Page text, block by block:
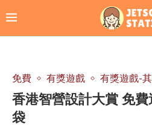
免費 有獎遊戲 有獎遊戲-
香港智營設計大賞 免
袋